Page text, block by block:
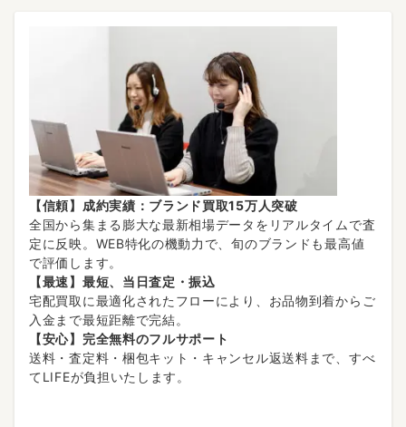
【信頼】成約実績：ブランド買取15万人突破
全国から集まる膨大な最新相場データをリアルタイムで査
定に反映。WEB特化の機動力で、旬のブランドも最高値
で評価します。
【最速】最短、当日査定・振込
宅配買取に最適化されたフローにより、お品物到着からご
入金まで最短距離で完結。
【安心】完全無料のフルサポート
送料・査定料・梱包キット・キャンセル返送料まで、すべ
てLIFEが負担いたします。